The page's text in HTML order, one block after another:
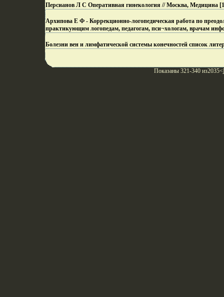
Персианов Л С Оперативная гинекология // Москва, Медицина
Архипова Е Ф - Коррекционно-логопедическая работа по
практикующим логопедам, педагогам, пси¬хологам, врачам
Болезни вен и лимфатической системы конечностей список
Показаны 321-340 из2035<